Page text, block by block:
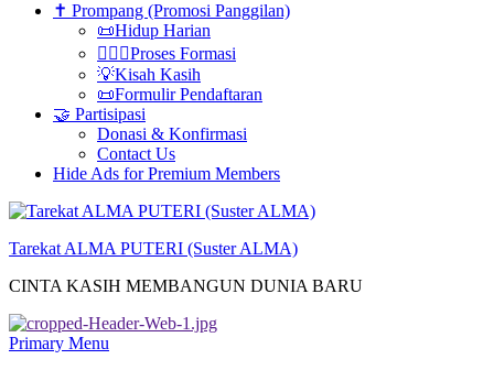
✝️ Prompang (Promosi Panggilan)
📜Hidup Harian
🚶‍♀️✨Proses Formasi
💡Kisah Kasih
📜Formulir Pendaftaran
🤝 Partisipasi
Donasi & Konfirmasi
Contact Us
Hide Ads for Premium Members
Tarekat ALMA PUTERI (Suster ALMA)
CINTA KASIH MEMBANGUN DUNIA BARU
Primary Menu